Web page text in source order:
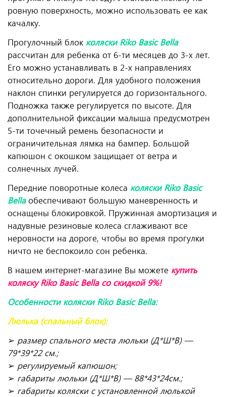
ровную поверхность, можно использовать ее как
качалку.
Прогулочный блок коляски Riko Basic Bella
рассчитан для ребенка от 6-ти месяцев до 3-х лет.
Его можно устанавливать в 2-х направлениях
относительно дороги. Для удобного положения
наклон спинки регулируется до горизонтального.
Подножка также регулируется по высоте. Для
дополнительной фиксации малыша предусмотрен
5-ти точечный ремень безопасности и
ограничительная лямка на бампер. Большой
капюшон с окошком защищает от ветра и
солнечных лучей.
Передние поворотные колеса коляски Riko Basic
Bellaобеспечивают большую маневренность и
оснащены блокировкой. Пружинная амортизация и
надувные резиновые колеса сглаживают все
неровности на дороге, чтобы во время прогулки
ничто не беспокоило сон ребенка.
В нашем интернет-магазине Вы можете купить
коляску Riko Basic Bella со скидкой 9%!
Особенности коляски Riko Basic Bella:
Люлька (спальный блок):
➢ размер спального места люльки (Д*Ш*В) —
79*39*22 см.;
➢ регулируемый капюшон;
➢ габариты люльки (Д*Ш*В) — 88*43*24см.;
➢ габариты коляски с установленной люлькой